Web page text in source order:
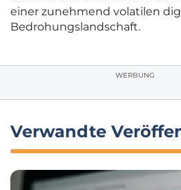
einer zunehmend volatilen
Bedrohungslandschaft.
WERBUNG
Verwandte